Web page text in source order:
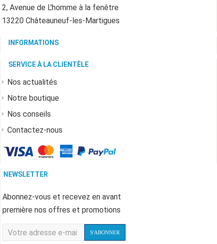
2, Avenue de L'homme à la fenêtre
13220 Châteauneuf-les-Martigues
INFORMATIONS
SERVICE À LA CLIENTÈLE
Nos actualités
Notre boutique
Nos conseils
Contactez-nous
NEWSLETTER
Abonnez-vous et recevez en avant
première nos offres et promotions
S'ABONNER